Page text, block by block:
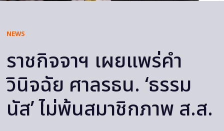
NEWS
ราชกิจจาฯ เผยแพร่คำ
วินิจฉัย ศาลรธน. ‘ธรรม
นัส’ ไม่พ้นสมาชิกภาพ ส.ส.